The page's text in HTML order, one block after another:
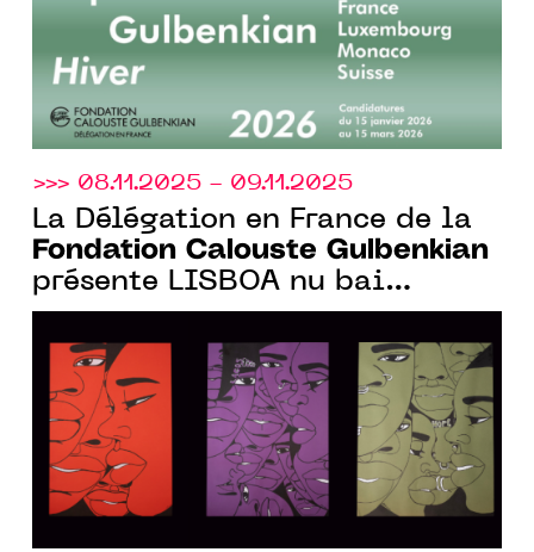
francophone
>>> 08.11.2025 - 09.11.2025
La Délégation en France de la
Fondation Calouste Gulbenkian
présente LISBOA nu bai
PARIS*, un programme musical,
à la Gaîté Lyrique